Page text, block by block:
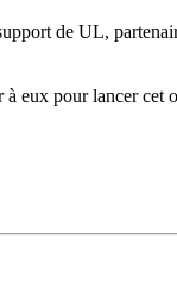
de UL,
eux pour lancer